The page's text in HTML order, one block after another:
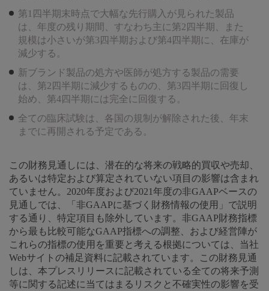
第1四半期末時点で大幅な先行購入が見られた製品
は、年度の残り期間、すなわち主に第2四半期、また
規模は小さいが第3四半期および第4四半期に、在庫が
減少する。
新ブランド製品の処方や医師が処方する製品の需要
は、第2四半期に減少するものの、第3四半期に回復し
始め、第4四半期には完全に回復する。
全ての臨床試験は、各国の規制が解除された後、年末
までに再開される予定である。
この財務見通しには、潜在的な将来の戦略的買収や売却、
あるいは特定および算定されていない項目の影響は含まれ
ていません。2020年度および2021年度の非GAAPベースの
見通しでは、「非GAAPに基づく財務情報の使用」で説明
する通り、特定項目も除外しています。非GAAP財務指標
から最も比較可能なGAAP指標への調整、および経営陣が
これらの指標の使用を重要と考える根拠については、当社
Webサイトの補足資料に記載されています。この財務見通
しは、本プレスリリースに記載されている全ての将来予測
等に関する記述に当てはまるリスクと不確実性の影響を受